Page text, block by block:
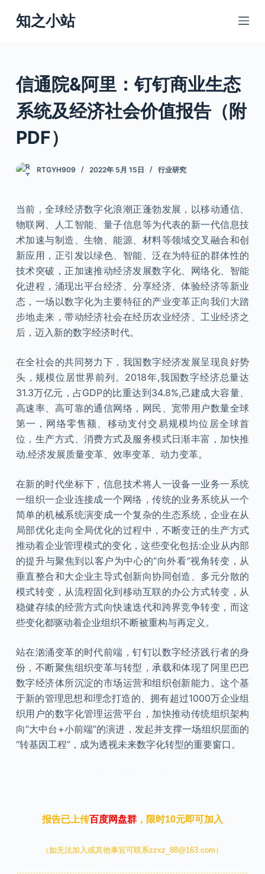
跳
过
知之小站
信通院&阿里：钉钉商业生态
系统及经济社会价值报告（附
PDF）
RTGYH909 2022年 5月 15日 行业研究
当前，全球经济数字化浪潮正蓬勃发展，以移动通信、
物联网、人工智能、量子信息等为代表的新一代信息技
术加速与制造、生物、能源、材料等领域交叉融合和创
新应用，正引发以绿色、智能、泛在为特征的群体性的
技术突破，正加速推动经济发展数字化、网络化、智能
化进程，涌现出平台经济、分享经济、体验经济等新业
态，一场以数字化为主要特征的产业变革正向我们大踏
步地走来，带动经济社会在经历农业经济、工业经济之
后，迈入新的数字经济时代。
在全社会的共同努力下，我国数字经济发展呈现良好势
头，规模位居世界前列。2018年,我国数字经济总量达
31.3万亿元，占GDP的比重达到34.8%,己建成大容量、
高速率、高可靠的通信网络，网民、宽带用户数量全球
第一，网络零售额、移动支付交易规模均位居全球首
位，生产方式、消费方式及服务模式日渐丰富，加快推
动.经济发展质量变革、效率变革、动力变革。
在新的时代坐标下，信息技术将人一设备一业务一系统
一组织一企业连接成一个网络，传统的业务系统从一个
简单的机械系统演变成一个复杂的生态系统，企业在从
局部优化走向全局优化的过程中，不断变迁的生产方式
推动着企业管理模式的变化，这些变化包括:企业从内部
的提升与聚焦到以客户为中心的“向外看”视角转变，从
垂直整合和大企业主导式创新向协同创造、多元分散的
模式转变，从流程固化到移动互联的办公方式转变，从
稳健存续的经营方式向快速迭代和跨界竞争转变，而这
些变化都驱动着企业组织不断被重构与再定义。
站在汹涌变革的时代前端，钉钉以数字经济践行者的身
份，不断聚焦组织变革与转型，承载和体现了阿里巴巴
数字经济体所沉淀的市场运营和组织创新能力。这个基
于新的管理思想和理念打造的、拥有超过1000万企业组
织用户的数字化管理运营平台，加快推动传统组织架构
向“大中台+小前端”的演进，发起并支撑一场组织层面的
“转基因工程”，成为透视未来数字化转型的重要窗口。
报告已上传百度网盘群，限时10元即可加入
（如无法加入或其他事宜可联系zzxz_88@163.com）